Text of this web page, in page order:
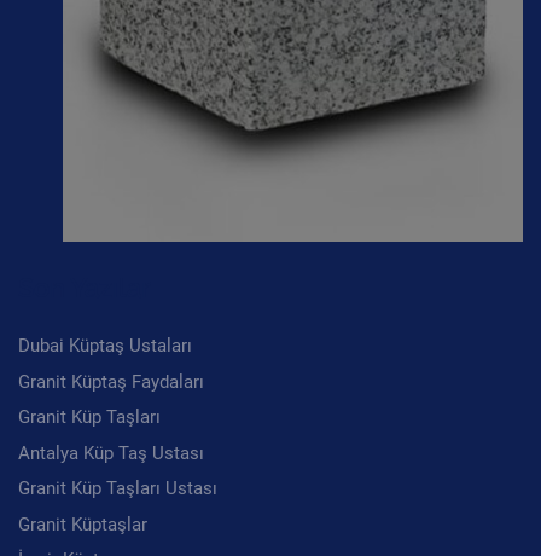
Dubai Küptaş Ustaları
Granit Küptaş Faydaları
Granit Küp Taşları
Antalya Küp Taş Ustası
Granit Küp Taşları Ustası
Granit Küptaşlar